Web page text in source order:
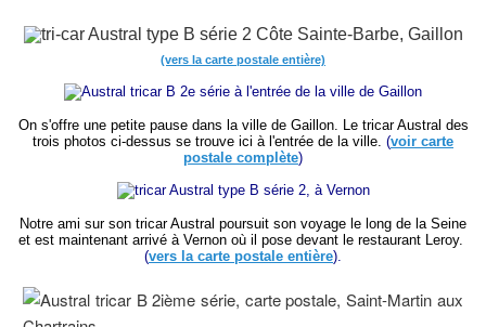
(vers la carte postale entière)
On s'offre une petite pause dans la ville de Gaillon. Le tricar Austral des
trois photos ci-dessus se trouve ici à l'entrée de la ville. (voir carte
postale complète)
Notre ami sur son tricar Austral poursuit son voyage le long de la Seine
et est maintenant arrivé à Vernon où il pose devant le restaurant Leroy.
(vers la carte postale entière).